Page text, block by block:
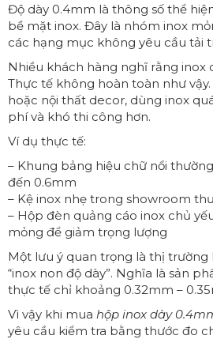
Độ dày 0.4mm là thông số thể
bề mặt inox. Đây là nhóm inox
các hạng mục không yêu cầu tải
Nhiều khách hàng nghĩ rằng inox
Thực tế không hoàn toàn như
hoặc nội thất decor, dùng inox
phí và khó thi công hơn.
Ví dụ thực tế:
– Khung bảng hiệu chữ nổi
đến 0.6mm
– Kệ inox nhẹ trong showroom
– Hộp đèn quảng cáo inox chủ
mỏng để giảm trọng lượng
Một lưu ý quan trọng là thị trường
“inox non độ dày”. Nghĩa là sản
thực tế chỉ khoảng 0.32mm –
Vì vậy khi mua hộp inox dày
yêu cầu kiểm tra bằng thước đo